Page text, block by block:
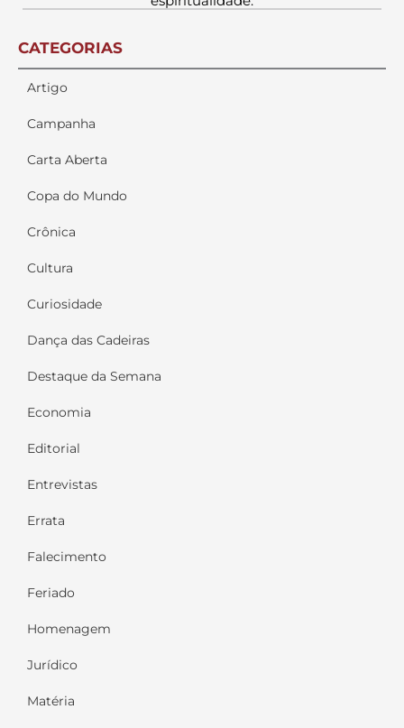
CATEGORIAS
Artigo
Campanha
Carta Aberta
Copa do Mundo
Crônica
Cultura
Curiosidade
Dança das Cadeiras
Destaque da Semana
Economia
Editorial
Entrevistas
Errata
Falecimento
Feriado
Homenagem
Jurídico
Matéria